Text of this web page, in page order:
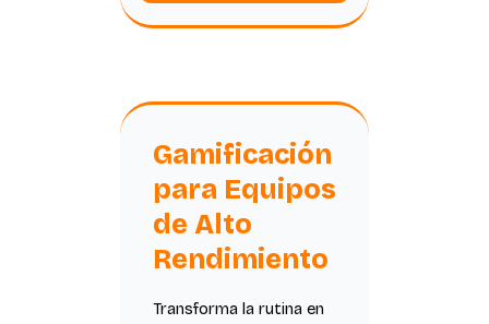
Gamificación
para Equipos
de Alto
Rendimiento
Transforma la rutina en